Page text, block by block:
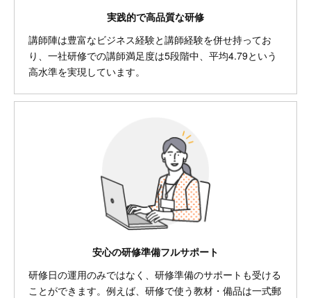
実践的で高品質な研修
講師陣は豊富なビジネス経験と講師経験を併せ持ってお
り、一社研修での講師満足度は5段階中、平均4.79という
高水準を実現しています。
安心の研修準備フルサポート
研修日の運用のみではなく、研修準備のサポートも受ける
ことができます。例えば、研修で使う教材・備品は一式郵